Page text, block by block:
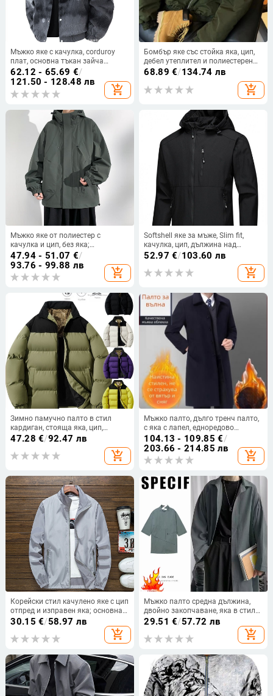
Мъжко яке с качулка, corduroy
плат, основна тъкан зайча
козина, едноредно закопчаване,
свободен силует
62.12 - 65.69 €/
121.50 - 128.48 лв
add_shopping_cart
Бомбър яке със стойка яка, цип,
дебел утеплител и полиестерен
пълнеж
68.89 €/134.74 лв
add_shopping_cart
Мъжко яке от полиестер с
качулка и цип, без яка;
подходящо за пролет-есен
47.94 - 51.07 €/
93.76 - 99.88 лв
add_shopping_cart
Softshell яке за мъже, Slim fit,
качулка, цип, дължина над
стандартната, тъкан винилон-
52.97 €/103.60 лв
add_shopping_cart
Зимно памучно палто в стил
кардиган, стояща яка, цип,
подплата и пълнеж от полиестер
47.28 €/92.47 лв
add_shopping_cart
Мъжко палто, дълго тренч палто,
с яка с лапел, едноредово
закопчаване, без качулка, без
колан
104.13 - 109.85 €/
203.66 - 214.85 лв
add_shopping_cart
Корейски стил качулено яке с цип
отпред и изправен яка; основна
материя: ацетатно влакно 100%,
смесено химическо влакно
30.15 €/58.97 лв
add_shopping_cart
Мъжко палто средна дължина,
двойно закопчаване, яка в стил
костюм, тясна кройка
29.51 €/57.72 лв
add_shopping_cart